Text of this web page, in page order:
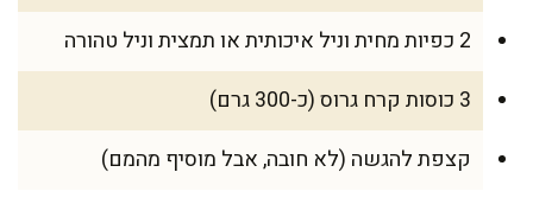
2 כפיות מחית וניל איכותית או תמצית וניל טהורה
3 כוסות קרח גרוס (כ-300 גרם)
קצפת להגשה (לא חובה, אבל מוסיף מהמם)